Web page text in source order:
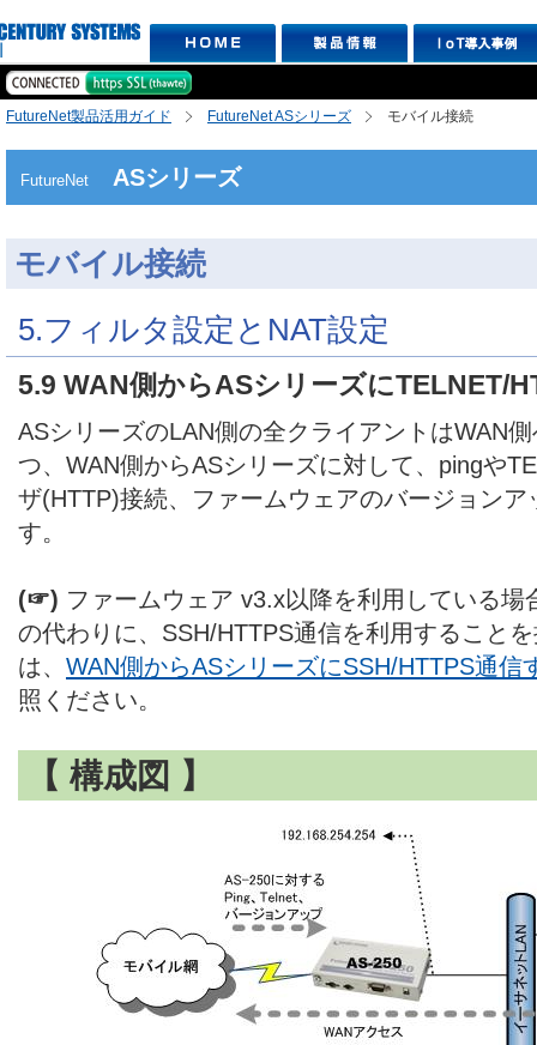
FutureNet製品活用ガイド FutureNet ASシリーズ モバイル接続
FutureNet ASシリーズ
モバイル接続
5.フィルタ設定とNAT設定
5.9 WAN側からASシリーズにTELNET/
ASシリーズのLAN側の全クライアントはWAN
つ、WAN側からASシリーズに対して、pingや
ザ(HTTP)接続、ファームウェアのバージョン
す。
(☞) ファームウェア v3.x以降を利用している場
の代わりに、SSH/HTTPS通信を利用すること
は、 WAN側からASシリーズにSSH/HTTPS通信
照ください。
【 構成図 】